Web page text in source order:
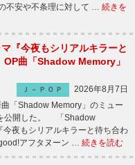
不安や不条理に対して … 続きを
『今夜もシリアルキラーと
OP曲「Shadow Memory」
Ｊ－ＰＯＰ
2026年8月7日
「Shadow Memory」のミュー
公開した。 「Shadow
夜もシリアルキラーと待ち合わ
アフタヌーン … 続きを読む